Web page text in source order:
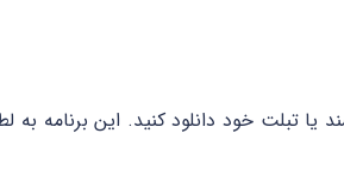
یا تبلت خود دانلود کنید. این برنامه